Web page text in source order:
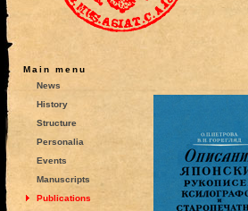
Main menu
News
History
Structure
Personalia
Events
Manuscripts
Publications